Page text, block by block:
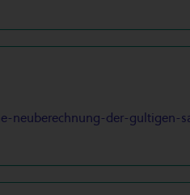
neuberechnung-der-gultigen-